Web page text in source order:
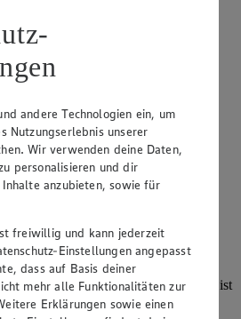
Freiburg i.B.
gem. § 27a UStG:
Huber (Sprecher)
(Vorstandsmitglied), Jürgen
Mogck (Vorstandsmitglied),
urheberrechtlich geschützt. Der
jedoch das Recht, den auf dieser
ganz oder ausschnittsweise zu
Aus Gründen des Urheberrechts ist
Vervielfältigung von Bildmaterial
andere Technologien ein, um
Nutzungserlebnis unserer
Wir verwenden deine Daten,
personalisieren und dir
anzubieten, sowie für
freiwillig und kann jederzeit
Einstellungen angepasst
dass auf Basis deiner
mehr alle Funktionalitäten zur
Erklärungen sowie einen